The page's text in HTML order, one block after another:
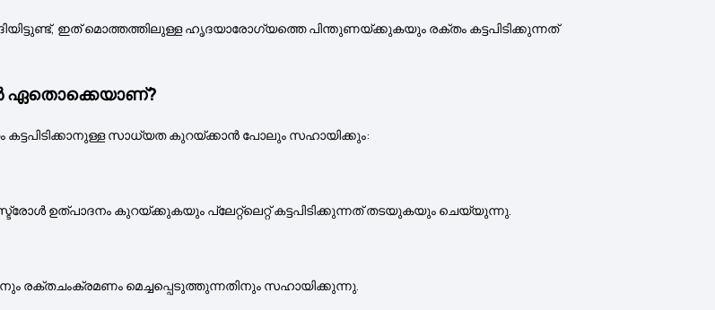
ഇത് മൊത്തത്തിലുള്ള ഹൃദയാരോഗ്യത്തെ പിന്തുണയ്ക്കുകയും രക്തം കട്ടപിടിക്കുന്നത്
ഏതൊക്കെയാണ്?
സാധ്യത കുറയ്ക്കാൻ പോലും സഹായിക്കും:
ഉത്പാദനം കുറയ്ക്കുകയും പ്ലേറ്റ്‌ലെറ്റ് കട്ടപിടിക്കുന്നത് തടയുകയും ചെയ്യുന്നു.
രക്തചംക്രമണം മെച്ചപ്പെടുത്തുന്നതിനും സഹായിക്കുന്നു.